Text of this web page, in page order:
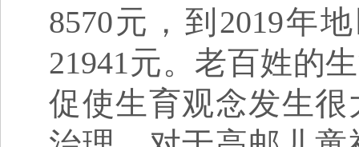
8570元，到2019年
21941元。老百姓的
促使生育观念发生